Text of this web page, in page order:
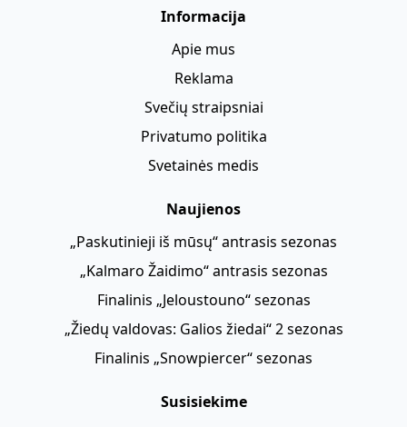
Informacija
Apie mus
Reklama
Svečių straipsniai
Privatumo politika
Svetainės medis
Naujienos
„Paskutinieji iš mūsų“ antrasis sezonas
„Kalmaro Žaidimo“ antrasis sezonas
Finalinis „Jeloustouno“ sezonas
„Žiedų valdovas: Galios žiedai“ 2 sezonas
Finalinis „Snowpiercer“ sezonas
Susisiekime